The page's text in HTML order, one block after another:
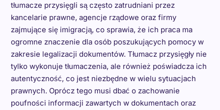
tłumacze przysięgli są często zatrudniani przez
kancelarie prawne, agencje rządowe oraz firmy
zajmujące się imigracją, co sprawia, że ich praca ma
ogromne znaczenie dla osób poszukujących pomocy w
zakresie legalizacji dokumentów. Tłumacz przysięgły nie
tylko wykonuje tłumaczenia, ale również poświadcza ich
autentyczność, co jest niezbędne w wielu sytuacjach
prawnych. Oprócz tego musi dbać o zachowanie
poufności informacji zawartych w dokumentach oraz